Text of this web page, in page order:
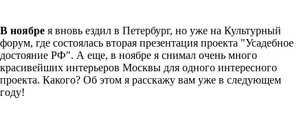
В ноябре я вновь ездил в Петербург, но уже на Культурный
форум, где состоялась вторая презентация проекта "Усадебное
достояние РФ". А еще, в ноябре я снимал очень много
красивейших интерьеров Москвы для одного интересного
проекта. Какого? Об этом я расскажу вам уже в следующем
году!